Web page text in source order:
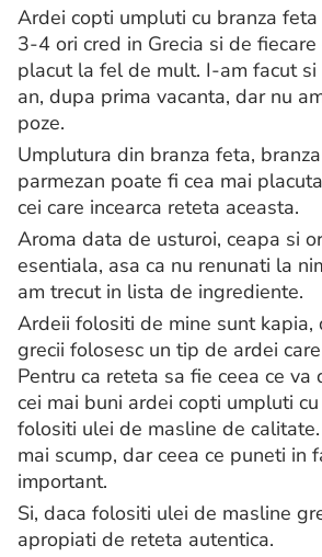
Ardei copti umpluti cu branza
3-4 ori cred in Grecia si de
placut la fel de mult. I-am facut si
an, dupa prima vacanta, dar nu
poze.
Umplutura din branza feta,
parmezan poate fi cea mai
cei care incearca reteta aceasta.
Aroma data de usturoi, ceapa si
esentiala, asa ca nu renunati la
am trecut in lista de ingrediente.
Ardeii folositi de mine sunt kapia,
grecii folosesc un tip de ardei
Pentru ca reteta sa fie ceea ce va
cei mai buni ardei copti umpluti
folositi ulei de masline de
mai scump, dar ceea ce puneti in
important.
Si, daca folositi ulei de masline
apropiati de reteta autentica.